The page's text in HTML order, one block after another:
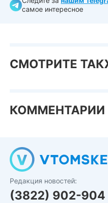
самое интересное
СМОТРИТЕ
КОММЕНТАРИИ
Редакция новостей:
(3822) 902-904